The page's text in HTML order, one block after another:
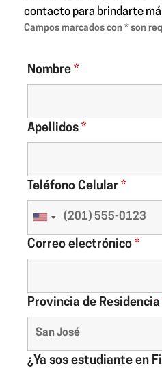
contacto para brindarte
Campos marcados con * son
Nombre *
Apellidos *
Teléfono Celular *
Correo electrónico *
Provincia de Residencia
¿Ya sos estudiante en